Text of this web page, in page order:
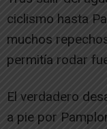
ciclismo hasta
muchos
permitía rodar
El verdadero
a pie por